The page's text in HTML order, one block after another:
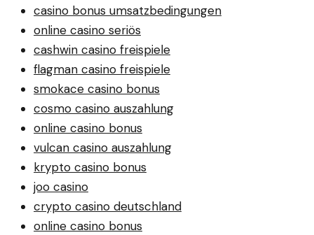
casino bonus umsatzbedingungen
online casino seriös
cashwin casino freispiele
flagman casino freispiele
smokace casino bonus
cosmo casino auszahlung
online casino bonus
vulcan casino auszahlung
krypto casino bonus
joo casino
crypto casino deutschland
online casino bonus